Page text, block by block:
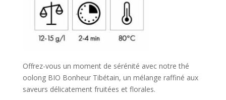
Offrez-vous un moment de sérénité avec notre thé
oolong BIO Bonheur Tibétain, un mélange raffiné aux
saveurs délicatement fruitées et florales.